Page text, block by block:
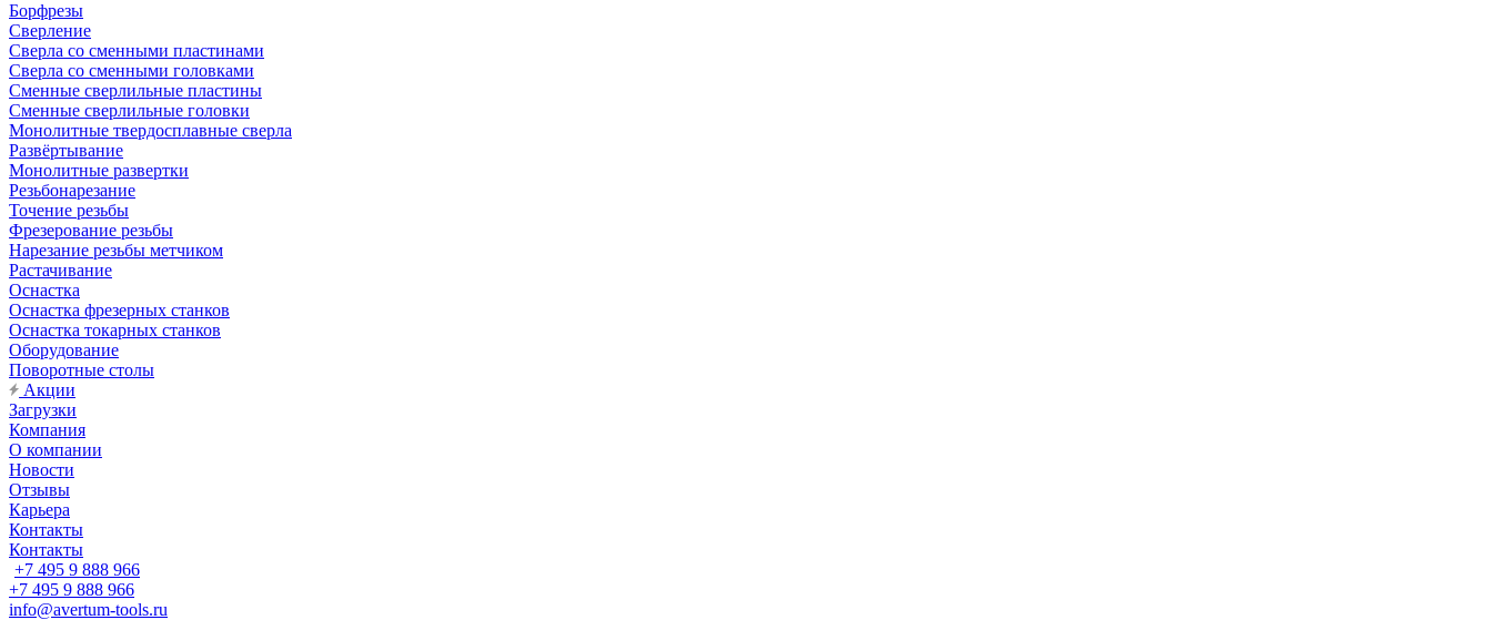
Борфрезы
Сверление
Сверла со сменными пластинами
Сверла со сменными головками
Сменные сверлильные пластины
Сменные сверлильные головки
Монолитные твердосплавные сверла
Развёртывание
Монолитные развертки
Резьбонарезание
Точение резьбы
Фрезерование резьбы
Нарезание резьбы метчиком
Растачивание
Оснастка
Оснастка фрезерных станков
Оснастка токарных станков
Оборудование
Поворотные столы
Акции
Загрузки
Компания
О компании
Новости
Отзывы
Карьера
Контакты
Контакты
+7 495 9 888 966
+7 495 9 888 966
info@avertum-tools.ru